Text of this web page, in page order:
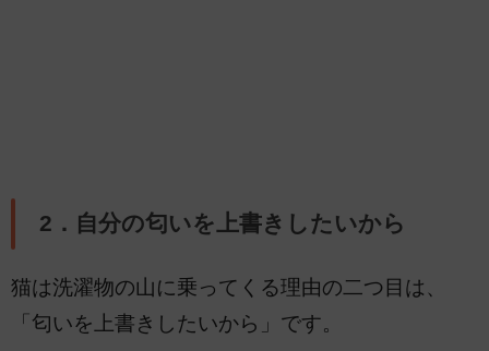
2．自分の匂いを上書きしたいから
猫は洗濯物の山に乗ってくる理由の二つ目は、
「匂いを上書きしたいから」です。